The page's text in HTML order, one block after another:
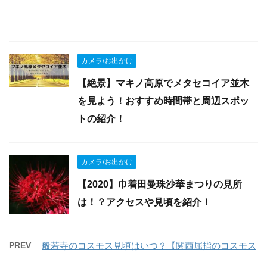
カメラ/お出かけ
【絶景】マキノ高原でメタセコイア並木
を見よう！おすすめ時間帯と周辺スポッ
トの紹介！
カメラ/お出かけ
【2020】巾着田曼珠沙華まつりの見所
は！？アクセスや見頃を紹介！
PREV
般若寺のコスモス見頃はいつ？【関西屈指のコスモス